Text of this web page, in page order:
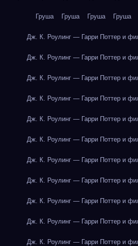
Груша Груша Груша Груша
Дж. К. Роулинг — Гарри Поттер и
Дж. К. Роулинг — Гарри Поттер и
Дж. К. Роулинг — Гарри Поттер и
Дж. К. Роулинг — Гарри Поттер и
Дж. К. Роулинг — Гарри Поттер и
Дж. К. Роулинг — Гарри Поттер и
Дж. К. Роулинг — Гарри Поттер и
Дж. К. Роулинг — Гарри Поттер и
Дж. К. Роулинг — Гарри Поттер и
Дж. К. Роулинг — Гарри Поттер и
Дж. К. Роулинг — Гарри Поттер и